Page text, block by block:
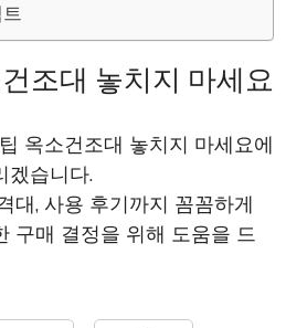
조대 놓치지 마세요
옥소건조대 놓치지 마세요에
겠습니다.
대, 사용 후기까지 꼼꼼하게
구매 결정을 위해 도움을 드